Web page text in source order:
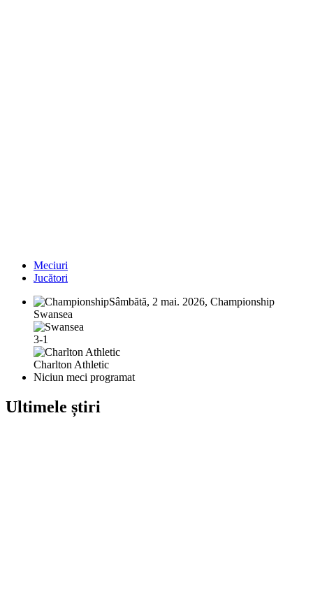
Meciuri
Jucători
Sâmbătă, 2 mai. 2026, Championship
Swansea
3-1
Charlton Athletic
Niciun meci programat
Ultimele știri